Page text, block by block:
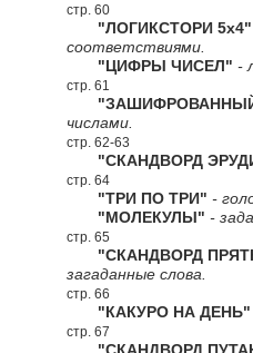
стр. 60
"ЛОГИКСТОРИ 5х4"
соответствиями.
"ЦИФРЫ ЧИСЕЛ" -
стр. 61
"ЗАШИФРОВАННЫЙ
числами.
стр. 62-63
"СКАНДВОРД
стр. 64
"ТРИ ПО ТРИ" -
"МОЛЕКУЛЫ" -
стр. 65
"СКАНДВОРД
загаданные слова.
стр. 66
"КАКУРО НА ДЕНЬ"
стр. 67